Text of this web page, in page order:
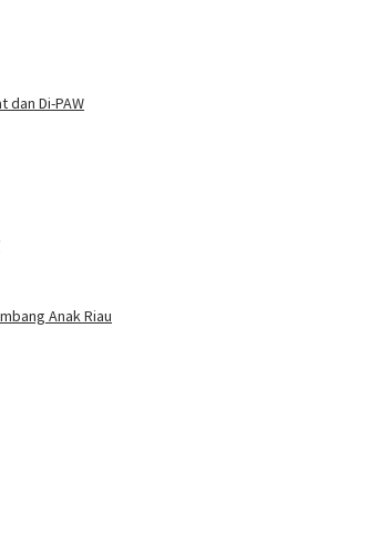
dan Di-PAW
Anak Riau